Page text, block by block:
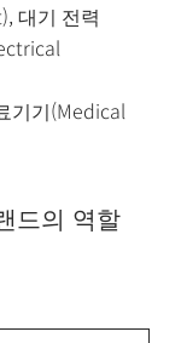
대기 전력
기기(Medical
드의 역할